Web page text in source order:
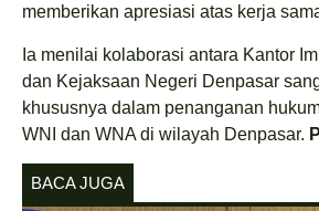
memberikan apresiasi atas kerja
Ia menilai kolaborasi antara Kantor
dan Kejaksaan Negeri Denpasar
khususnya dalam penanganan
WNI dan WNA di wilayah Denpasar.
BACA JUGA